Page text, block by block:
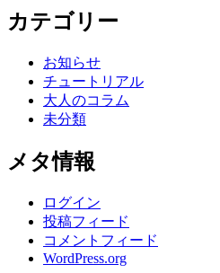
カテゴリー
お知らせ
チュートリアル
大人のコラム
未分類
メタ情報
ログイン
投稿フィード
コメントフィード
WordPress.org